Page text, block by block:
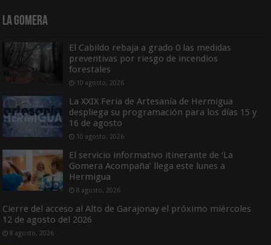
La Gomera
El Cabildo rebaja a grado 0 las medidas
preventivas por riesgo de incendios
forestales
10 agosto, 2026
La XXIX Feria de Artesanía de Hermigua
despliega su programación para los días 15 y
16 de agosto
10 agosto, 2026
El servicio informativo itinerante de ‘La
Gomera Acompaña’ llega este lunes a
Hermigua
8 agosto, 2026
Cierre del acceso al Alto de Garajonay el próximo miércoles
12 de agosto del 2026
8 agosto, 2026